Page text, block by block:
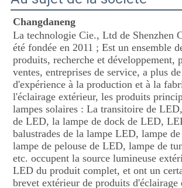
Changdaneng
La technologie Cie., Ltd de Shenzhen
été fondée en 2011 ; Est un ensemble
produits, recherche et développement,
ventes, entreprises de service, a plus
d'expérience à la production et à la
l'éclairage extérieur, les produits
lampes solaires : La transitoire de
de LED, la lampe de dock de LED,
balustrades de la lampe LED, lampe
lampe de pelouse de LED, lampe de
etc. occupent la source lumineuse
LED du produit complet, et ont un
brevet extérieur de produits